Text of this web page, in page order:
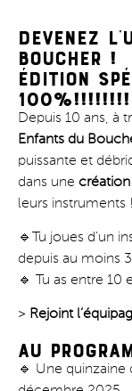
DEVENEZ
BOUCHER !
Édition
100%!!!!!!!!
Depuis 10 ans, à
Enfants du
puissante et
dans une
leurs instruments !
🔹Tu joues d’un
depuis au moins
🔹 Tu as entre 10
> Rejoint
AU
🔹 Une quinzaine